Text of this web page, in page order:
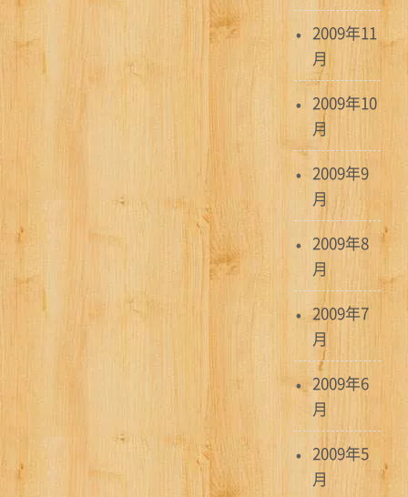
2009年11
月
2009年10
月
2009年9
月
2009年8
月
2009年7
月
2009年6
月
2009年5
月